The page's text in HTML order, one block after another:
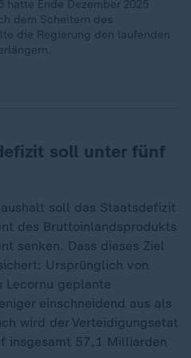
hatte Ende Dezember 2025
dem Scheitern des
die Regierung den laufenden
soll unter fünf
soll das Staatsdefizit
des Bruttoinlandsprodukts
senken. Dass dieses Ziel
Ursprünglich von
Lecornu geplante
einschneidend aus als
wird der Verteidigungsetat
insgesamt 57,1 Milliarden